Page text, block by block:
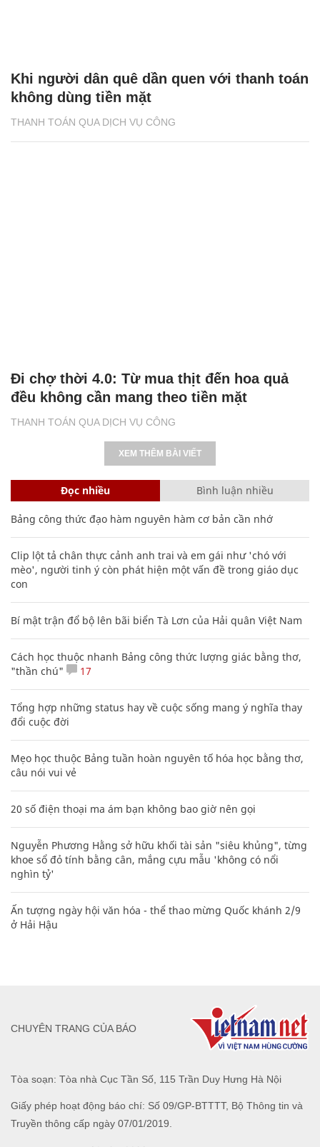
THANH TOÁN QUA DỊCH VỤ CÔNG
Khi người dân quê dần quen với thanh toán
không dùng tiền mặt
THANH TOÁN QUA DỊCH VỤ CÔNG
Đi chợ thời 4.0: Từ mua thịt đến hoa quả
đều không cần mang theo tiền mặt
XEM THÊM BÀI VIẾT
Đọc nhiều Bình luận nhiều
Bảng công thức đạo hàm nguyên hàm cơ bản cần nhớ
Clip lột tả chân thực cảnh anh trai và em gái như 'chó với
mèo', người tinh ý còn phát hiện một vấn đề trong giáo dục
con
Bí mật trận đổ bộ lên bãi biển Tà Lơn của Hải quân Việt Nam
Cách học thuộc nhanh Bảng công thức lượng giác bằng thơ,
"thần chú"
17
Tổng hợp những status hay về cuộc sống mang ý nghĩa thay
đổi cuộc đời
Mẹo học thuộc Bảng tuần hoàn nguyên tố hóa học bằng thơ,
câu nói vui vẻ
20 số điện thoại ma ám bạn không bao giờ nên gọi
Nguyễn Phương Hằng sở hữu khối tài sản "siêu khủng", từng
khoe sổ đỏ tính bằng cân, mắng cựu mẫu 'không có nổi
nghìn tỷ'
Ấn tượng ngày hội văn hóa - thể thao mừng Quốc khánh 2/9
ở Hải Hậu
Tòa soạn: Tòa nhà Cục Tần Số, 115 Trần Duy Hưng Hà Nội
Giấy phép hoạt động báo chí: Số 09/GP-BTTTT, Bộ Thông tin và
Truyền thông cấp ngày 07/01/2019.
CHUYÊN TRANG CỦA BÁO